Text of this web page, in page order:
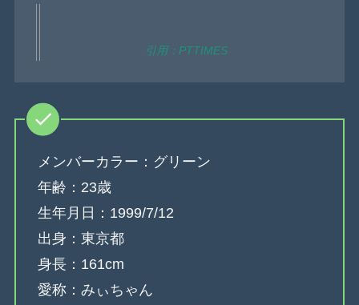
引用：PTTIMES
メンバーカラー：グリーン
年齢：23歳
生年月日：1999/7/12
出身：東京都
身長：161cm
愛称：みぃちゃん